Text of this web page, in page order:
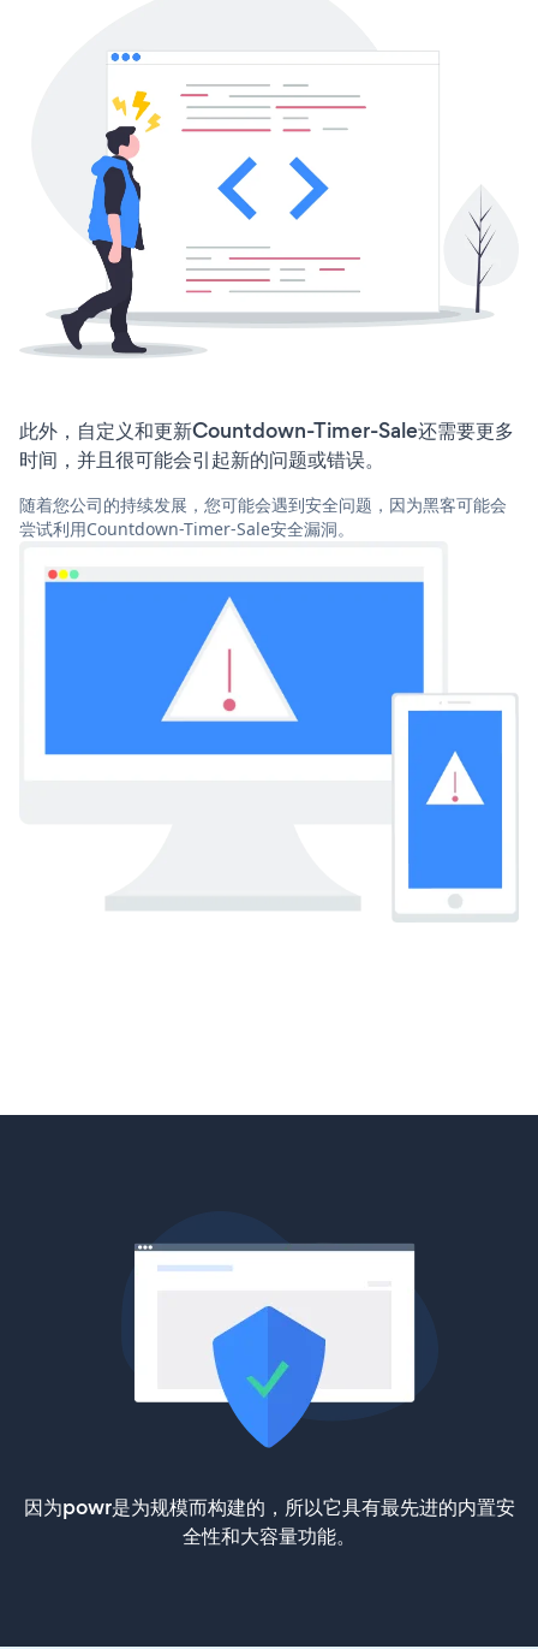
此外，自定义和更新Countdown-Timer-Sale还需要更多
时间，并且很可能会引起新的问题或错误。
随着您公司的持续发展，您可能会遇到安全问题，因为黑客可能会
尝试利用Countdown-Timer-Sale安全漏洞。
因为powr是为规模而构建的，所以它具有最先进的内置安
全性和大容量功能。